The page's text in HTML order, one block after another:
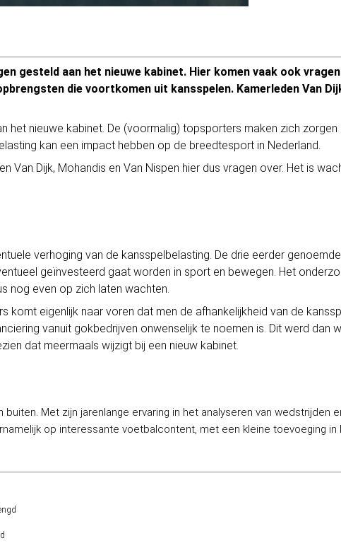
gesteld aan het nieuwe kabinet. Hier komen vaak ook
die voortkomen uit kansspelen. Kamerleden Van
het nieuwe kabinet. De (voormalig) topsporters maken zich
kan een impact hebben op de breedtesport in Nederland.
Van Dijk, Mohandis en Van Nispen hier dus vragen over. Het is
verhoging van de kansspelbelasting. De drie eerder
geïnvesteerd gaat worden in sport en bewegen. Het
nog even op zich laten wachten.
komt eigenlijk naar voren dat men de afhankelijkheid van de
vanuit gokbedrijven onwenselijk te noemen is. Dit werd dan
dat meermaals wijzigt bij een nieuw kabinet.
Met zijn jarenlange ervaring in het analyseren van wedstrijden
op interessante voetbalcontent, met een kleine toevoeging in